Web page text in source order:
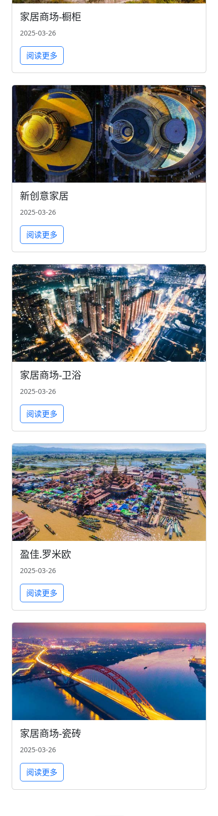
家居商场-橱柜
2025-03-26
阅读更多
新创意家居
2025-03-26
阅读更多
家居商场-卫浴
2025-03-26
阅读更多
盈佳.罗米欧
2025-03-26
阅读更多
家居商场-瓷砖
2025-03-26
阅读更多